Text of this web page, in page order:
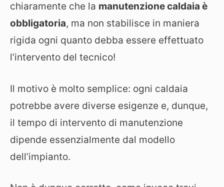
chiaramente che la manutenzione caldaia è
obbligatoria, ma non stabilisce in maniera
rigida ogni quanto debba essere effettuato
l’intervento del tecnico!
Il motivo è molto semplice: ogni caldaia
potrebbe avere diverse esigenze e, dunque,
il tempo di intervento di manutenzione
dipende essenzialmente dal modello
dell’impianto.